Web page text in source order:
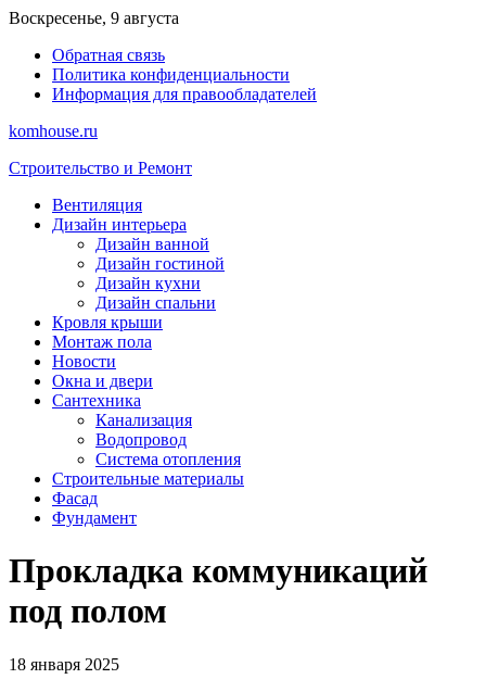
Перейти
содержимому
Воскресенье, 9 августа
Обратная связь
Политика конфиденциальности
Информация для правообладателей
komhouse.ru
Строительство и Ремонт
Вентиляция
Дизайн интерьера
Дизайн ванной
Дизайн гостиной
Дизайн кухни
Дизайн спальни
Кровля крыши
Монтаж пола
Новости
Окна и двери
Сантехника
Канализация
Водопровод
Система отопления
Строительные материалы
Фасад
Фундамент
Прокладка коммуникаций
под полом
18 января 2025